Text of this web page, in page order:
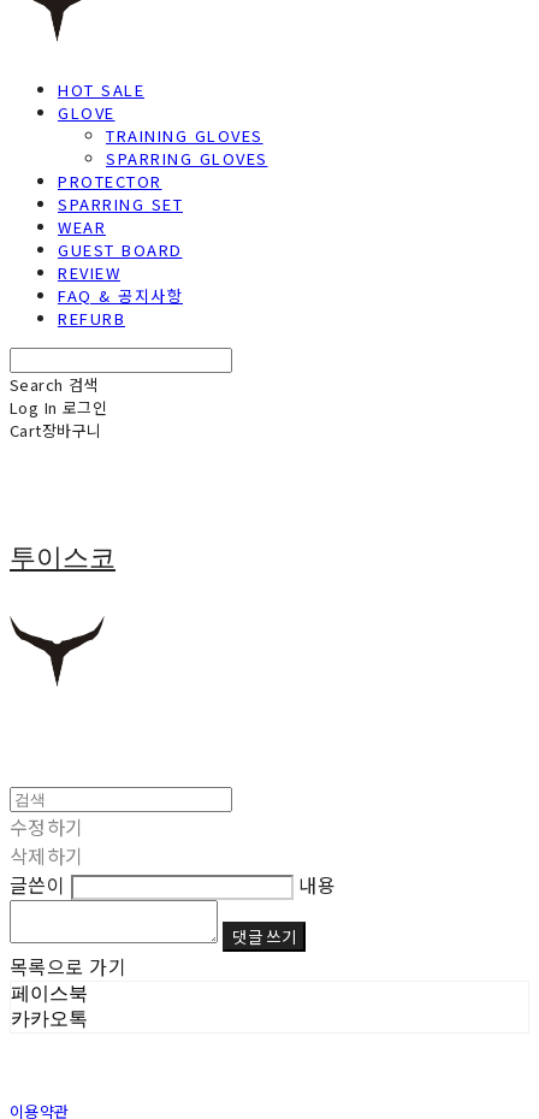
HOT SALE
GLOVE
TRAINING GLOVES
SPARRING GLOVES
PROTECTOR
SPARRING SET
WEAR
GUEST BOARD
REVIEW
FAQ & 공지사항
REFURB
Search 검색
Log In 로그인
Cart장바구니
투이스코
수정하기
삭제하기
글쓴이
내용
댓글 쓰기
목록으로 가기
페이스북
카카오톡
이용약관